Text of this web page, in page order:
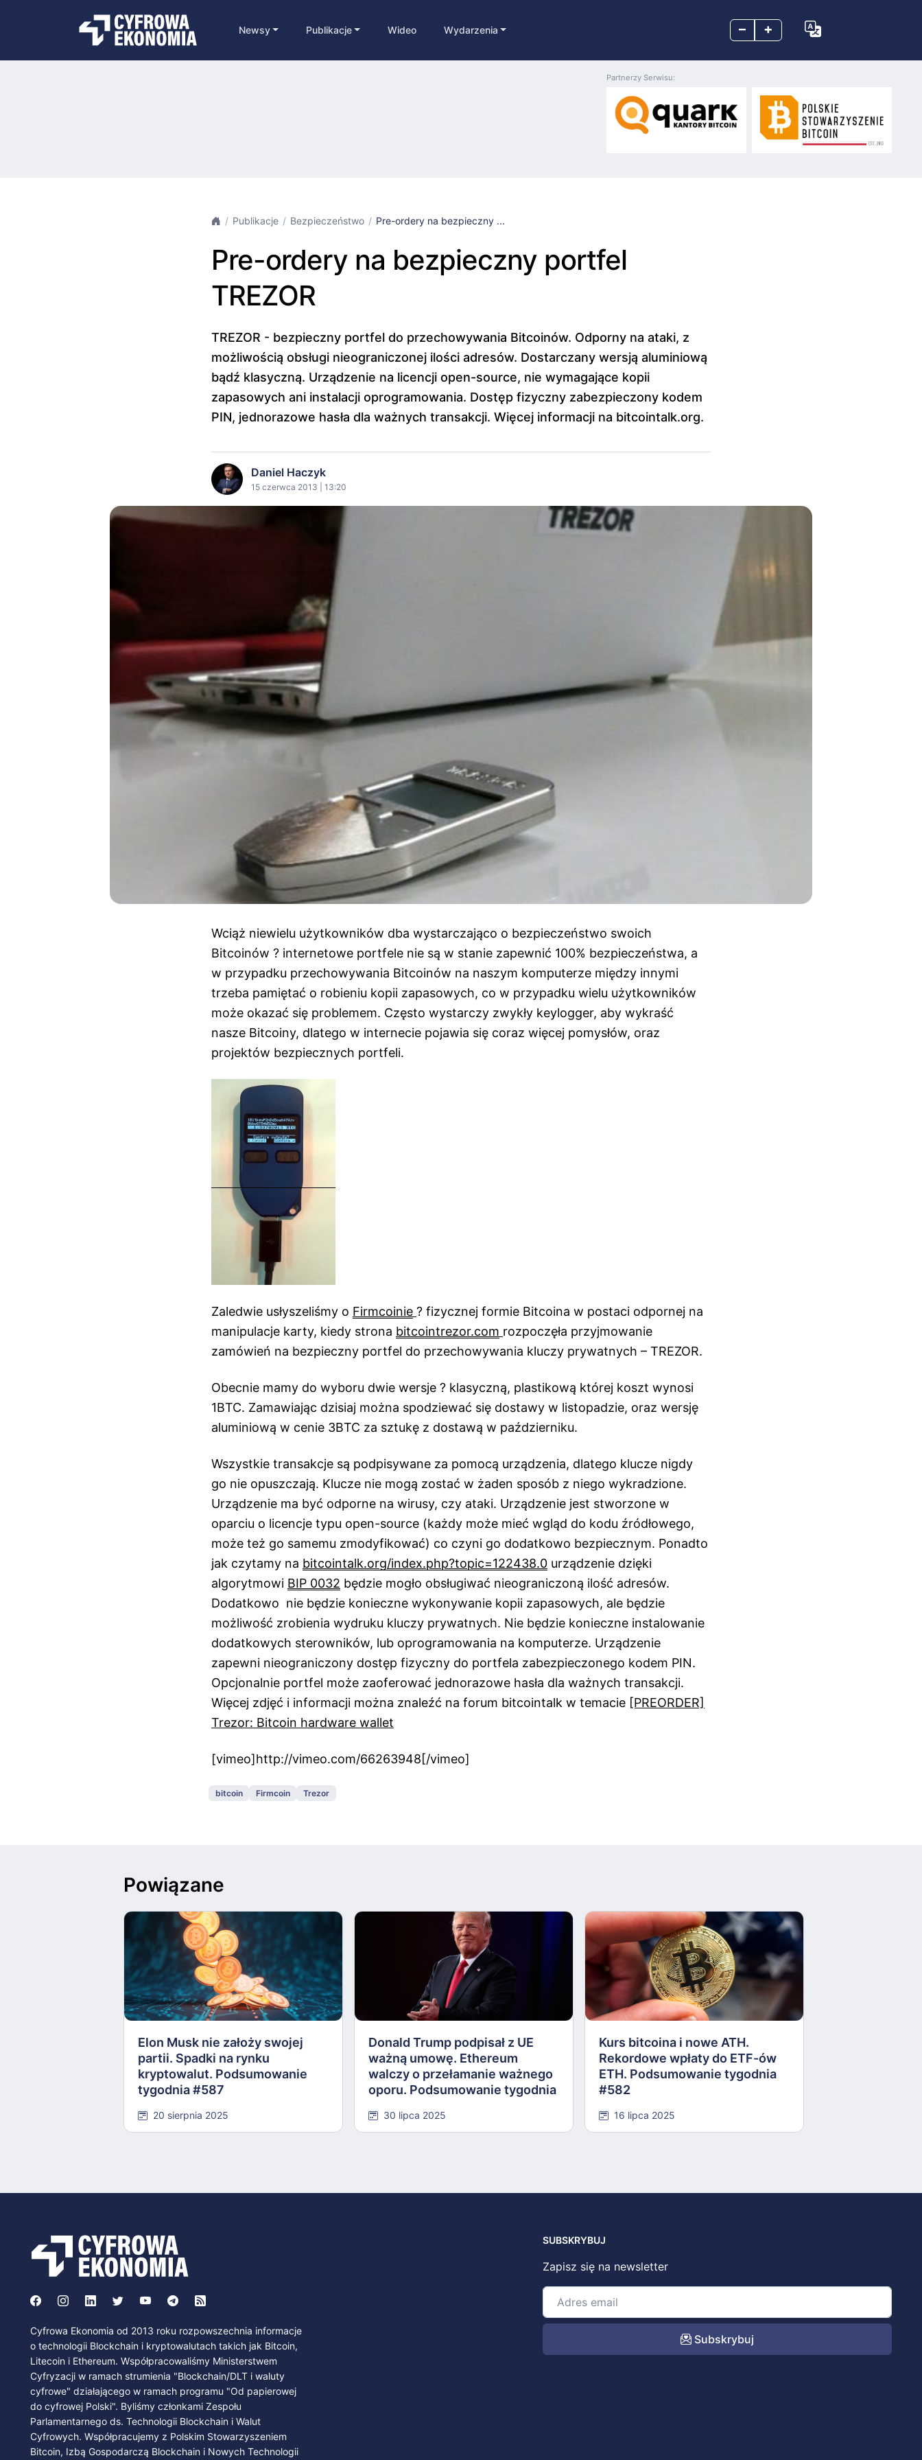
– +
Newsy Publikacje Wideo Wydarzenia
Partnerzy Serwisu:
Publikacje Bezpieczeństwo Pre-ordery na bezpieczny ...
Pre-ordery na bezpieczny portfel
TREZOR
TREZOR - bezpieczny portfel do przechowywania Bitcoinów. Odporny na ataki, z
możliwością obsługi nieograniczonej ilości adresów. Dostarczany wersją aluminiową
bądź klasyczną. Urządzenie na licencji open-source, nie wymagające kopii
zapasowych ani instalacji oprogramowania. Dostęp fizyczny zabezpieczony kodem
PIN, jednorazowe hasła dla ważnych transakcji. Więcej informacji na bitcointalk.org.
Daniel Haczyk
15 czerwca 2013 | 13:20
Wciąż niewielu użytkowników dba wystarczająco o bezpieczeństwo swoich
Bitcoinów ? internetowe portfele nie są w stanie zapewnić 100% bezpieczeństwa, a
w przypadku przechowywania Bitcoinów na naszym komputerze między innymi
trzeba pamiętać o robieniu kopii zapasowych, co w przypadku wielu użytkowników
może okazać się problemem. Często wystarczy zwykły keylogger, aby wykraść
nasze Bitcoiny, dlatego w internecie pojawia się coraz więcej pomysłów, oraz
projektów bezpiecznych portfeli.
Zaledwie usłyszeliśmy o Firmcoinie ? fizycznej formie Bitcoina w postaci odpornej na
manipulacje karty, kiedy strona bitcointrezor.com rozpoczęła przyjmowanie
zamówień na bezpieczny portfel do przechowywania kluczy prywatnych – TREZOR.
Obecnie mamy do wyboru dwie wersje ? klasyczną, plastikową której koszt wynosi
1BTC. Zamawiając dzisiaj można spodziewać się dostawy w listopadzie, oraz wersję
aluminiową w cenie 3BTC za sztukę z dostawą w październiku.
Wszystkie transakcje są podpisywane za pomocą urządzenia, dlatego klucze nigdy
go nie opuszczają. Klucze nie mogą zostać w żaden sposób z niego wykradzione.
Urządzenie ma być odporne na wirusy, czy ataki. Urządzenie jest stworzone w
oparciu o licencje typu open-source (każdy może mieć wgląd do kodu źródłowego,
może też go samemu zmodyfikować) co czyni go dodatkowo bezpiecznym. Ponadto
jak czytamy na bitcointalk.org/index.php?topic=122438.0 urządzenie dzięki
algorytmowi BIP 0032 będzie mogło obsługiwać nieograniczoną ilość adresów.
Dodatkowo nie będzie konieczne wykonywanie kopii zapasowych, ale będzie
możliwość zrobienia wydruku kluczy prywatnych. Nie będzie konieczne instalowanie
dodatkowych sterowników, lub oprogramowania na komputerze. Urządzenie
zapewni nieograniczony dostęp fizyczny do portfela zabezpieczonego kodem PIN.
Opcjonalnie portfel może zaoferować jednorazowe hasła dla ważnych transakcji.
Więcej zdjęć i informacji można znaleźć na forum bitcointalk w temacie [PREORDER]
Trezor: Bitcoin hardware wallet
[vimeo]http://vimeo.com/66263948[/vimeo]
bitcoin Firmcoin Trezor
Powiązane
Elon Musk nie założy swojej
partii. Spadki na rynku
kryptowalut. Podsumowanie
tygodnia #587
20 sierpnia 2025
Donald Trump podpisał z UE
ważną umowę. Ethereum
walczy o przełamanie ważnego
oporu. Podsumowanie tygodnia
30 lipca 2025
Kurs bitcoina i nowe ATH.
Rekordowe wpłaty do ETF-ów
ETH. Podsumowanie tygodnia
#582
16 lipca 2025
Cyfrowa Ekonomia od 2013 roku rozpowszechnia informacje
o technologii Blockchain i kryptowalutach takich jak Bitcoin,
Litecoin i Ethereum. Współpracowaliśmy Ministerstwem
Cyfryzacji w ramach strumienia "Blockchain/DLT i waluty
cyfrowe" działającego w ramach programu "Od papierowej
do cyfrowej Polski". Byliśmy członkami Zespołu
Parlamentarnego ds. Technologii Blockchain i Walut
Cyfrowych. Współpracujemy z Polskim Stowarzyszeniem
Bitcoin, Izbą Gospodarczą Blockchain i Nowych Technologii
SUBSKRYBUJ
Zapisz się na newsletter
Subskrybuj